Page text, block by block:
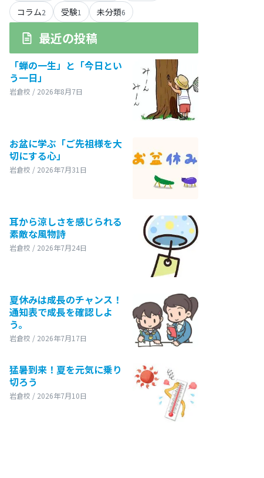
コラム2 受験1 未分類6
最近の投稿
「蝉の一生」と「今日とい
う一日」
岩倉校 / 2026年8月7日
お盆に学ぶ「ご先祖様を大
切にする心」
岩倉校 / 2026年7月31日
耳から涼しさを感じられる
素敵な風物詩
岩倉校 / 2026年7月24日
夏休みは成長のチャンス！
通知表で成長を確認しよ
う。
岩倉校 / 2026年7月17日
猛暑到来！夏を元気に乗り
切ろう
岩倉校 / 2026年7月10日